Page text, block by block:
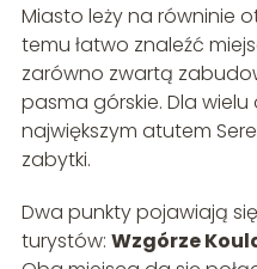
Miasto leży na równinie
temu łatwo znaleźć
zarówno zwartą
pasma górskie. Dla
największym atutem
zabytki.
Dwa punkty pojawiają
turystów: Wzgórze